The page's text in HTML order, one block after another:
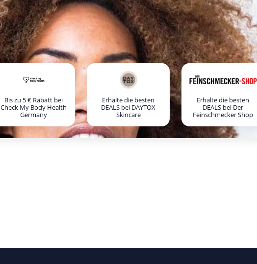
Bis zu 5 € Rabatt bei
Check My Body Health
Germany
Erhalte die besten
DEALS bei DAYTOX
Skincare
Erhalte die besten
DEALS bei Der
Feinschmecker Shop